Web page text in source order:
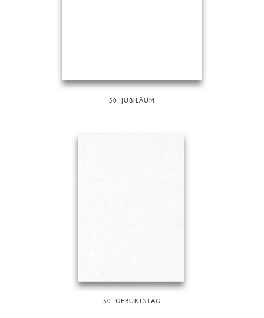
50. JUBILÄUM
50. GEBURTSTAG